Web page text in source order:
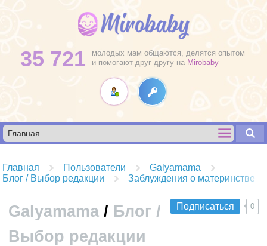
35 721
молодых мам общаются, делятся опытом
и помогают друг другу на Mirobaby
Главная Пользователи
Galyamama
Блог / Выбор редакции
Заблуждения о материнстве
Подписаться 0
Galyamama / Блог /
Выбор редакции